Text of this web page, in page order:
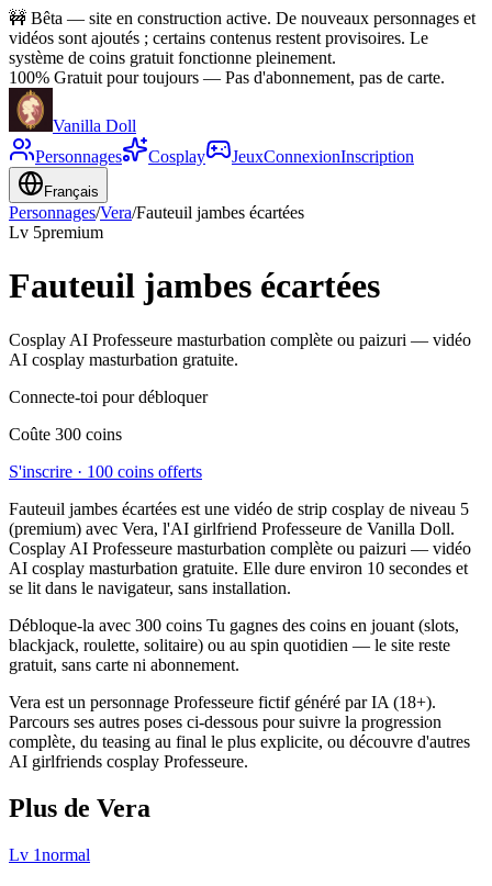
🚧 Bêta — site en construction active. De nouveaux personnages et
vidéos sont ajoutés ; certains contenus restent provisoires. Le
système de coins gratuit fonctionne pleinement.
100% Gratuit pour toujours — Pas d'abonnement, pas de carte.
Vanilla Doll
Personnages
Cosplay JeuxConnexionInscription
Français
Personnages/Vera/Fauteuil jambes écartées
Lv 5premium
Fauteuil jambes écartées
Cosplay AI Professeure masturbation complète ou paizuri — vidéo
AI cosplay masturbation gratuite.
Connecte-toi pour débloquer
Coûte 300 coins
S'inscrire · 100 coins offerts
Fauteuil jambes écartées est une vidéo de strip cosplay de niveau 5
(premium) avec Vera, l'AI girlfriend Professeure de Vanilla Doll.
Cosplay AI Professeure masturbation complète ou paizuri — vidéo
AI cosplay masturbation gratuite. Elle dure environ 10 secondes et
se lit dans le navigateur, sans installation.
Débloque-la avec 300 coins Tu gagnes des coins en jouant (slots,
blackjack, roulette, solitaire) ou au spin quotidien — le site reste
gratuit, sans carte ni abonnement.
Vera est un personnage Professeure fictif généré par IA (18+).
Parcours ses autres poses ci-dessous pour suivre la progression
complète, du teasing au final le plus explicite, ou découvre d'autres
AI girlfriends cosplay Professeure.
Plus de Vera
Lv 1normal